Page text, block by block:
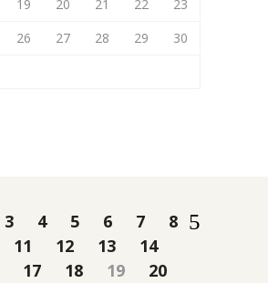
19 20 21 22
23
26 27 28 29
30
3 4 5 6 7
8
11 12 13
14
17 18 19
20